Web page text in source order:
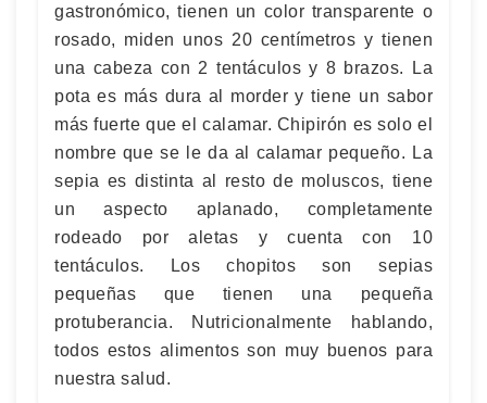
gastronómico, tienen un color transparente o
rosado, miden unos 20 centímetros y tienen
una cabeza con 2 tentáculos y 8 brazos. La
pota es más dura al morder y tiene un sabor
más fuerte que el calamar. Chipirón es solo el
nombre que se le da al calamar pequeño. La
sepia es distinta al resto de moluscos, tiene
un aspecto aplanado, completamente
rodeado por aletas y cuenta con 10
tentáculos. Los chopitos son sepias
pequeñas que tienen una pequeña
protuberancia. Nutricionalmente hablando,
todos estos alimentos son muy buenos para
nuestra salud.